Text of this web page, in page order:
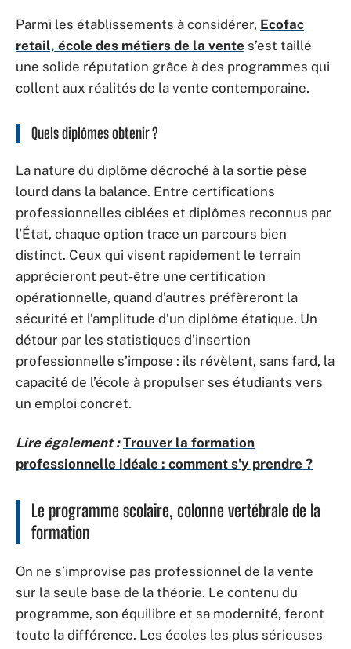
Parmi les établissements à considérer, Ecofac
retail, école des métiers de la vente s’est taillé
une solide réputation grâce à des programmes qui
collent aux réalités de la vente contemporaine.
Quels diplômes obtenir ?
La nature du diplôme décroché à la sortie pèse
lourd dans la balance. Entre certifications
professionnelles ciblées et diplômes reconnus par
l’État, chaque option trace un parcours bien
distinct. Ceux qui visent rapidement le terrain
apprécieront peut-être une certification
opérationnelle, quand d’autres préfèreront la
sécurité et l’amplitude d’un diplôme étatique. Un
détour par les statistiques d’insertion
professionnelle s’impose : ils révèlent, sans fard, la
capacité de l’école à propulser ses étudiants vers
un emploi concret.
Lire également : Trouver la formation
professionnelle idéale : comment s'y prendre ?
Le programme scolaire, colonne vertébrale de la
formation
On ne s’improvise pas professionnel de la vente
sur la seule base de la théorie. Le contenu du
programme, son équilibre et sa modernité, feront
toute la différence. Les écoles les plus sérieuses